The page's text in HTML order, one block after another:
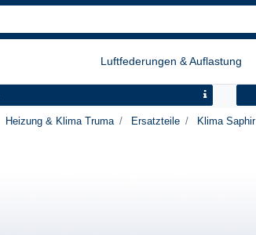
Luftfederungen & Auflastung
Heizung & Klima Truma Ersatzteile Klima Saphir